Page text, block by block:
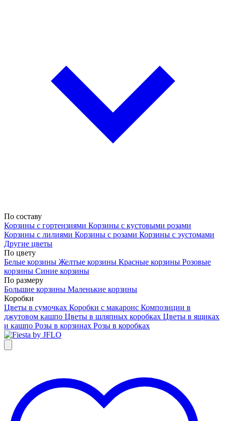
По составу
Корзины с гортензиями Корзины с кустовыми розами
Корзины с лилиями Корзины с розами Корзины с эустомами
Другие цветы
По цвету
Белые корзины Желтые корзины Красные корзины Розовые
корзины Синие корзины
По размеру
Большие корзины Маленькие корзины
Коробки
Цветы в сумочках Коробки с макаронс Композиции в
джутовом кашпо Цветы в шляпных коробках Цветы в ящиках
и кашпо Розы в корзинах Розы в коробках